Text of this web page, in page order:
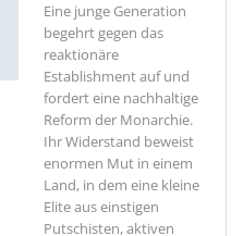
Eine junge Generation
begehrt gegen das
reaktionäre
Establishment auf und
fordert eine nachhaltige
Reform der Monarchie.
Ihr Widerstand beweist
enormen Mut in einem
Land, in dem eine kleine
Elite aus einstigen
Putschisten, aktiven